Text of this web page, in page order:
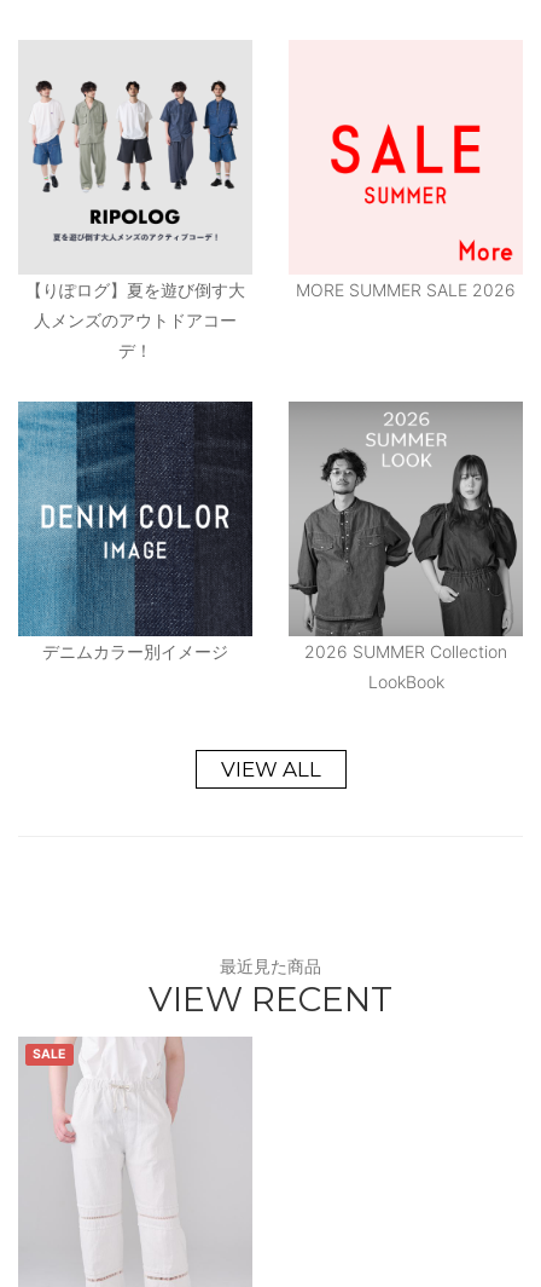
【りぽログ】夏を遊び倒す大
人メンズのアウトドアコー
デ！
MORE SUMMER SALE 2026
デニムカラー別イメージ
2026 SUMMER Collection
LookBook
VIEW ALL
最近見た商品
VIEW RECENT
SALE